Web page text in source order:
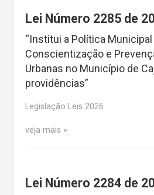
Lei Número 2285 de
“Institui a Política Municipal
Conscientização e
Urbanas no Município de
providências”
Legislação Leis 2026
veja mais
Lei Número 2284 de